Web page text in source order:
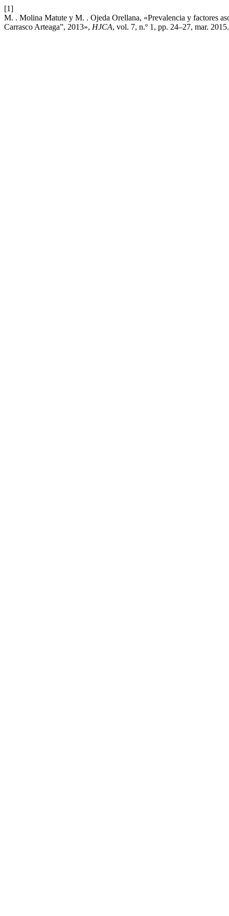
[1]
M. . Molina Matute y M. . Ojeda Orellana, «Prevalencia y factores
Carrasco Arteaga”, 2013», HJCA, vol. 7, n.º 1, pp. 24–27, mar. 2015.